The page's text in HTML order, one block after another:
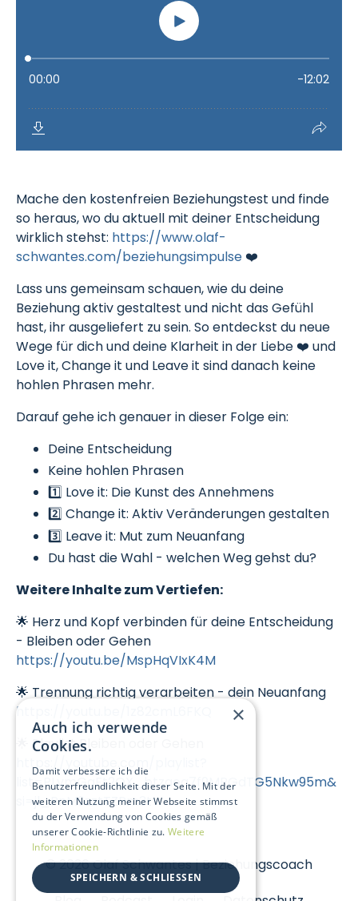
Mache den kostenfreien Beziehungstest und finde
so heraus, wo du aktuell mit deiner Entscheidung
wirklich stehst: https://www.olaf-
schwantes.com/beziehungsimpulse ❤️
Lass uns gemeinsam schauen, wie du deine
Beziehung aktiv gestaltest und nicht das Gefühl
hast, ihr ausgeliefert zu sein. So entdeckst du neue
Wege für dich und deine Klarheit in der Liebe ❤️ und
Love it, Change it und Leave it sind danach keine
hohlen Phrasen mehr.
Darauf gehe ich genauer in dieser Folge ein:
Deine Entscheidung
Keine hohlen Phrasen
1️⃣ Love it: Die Kunst des Annehmens
2️⃣ Change it: Aktiv Veränderungen gestalten
3️⃣ Leave it: Mut zum Neuanfang
Du hast die Wahl - welchen Weg gehst du?
Weitere Inhalte zum Vertiefen:
🌟 Herz und Kopf verbinden für deine Entscheidung
- Bleiben oder Gehen
https://youtu.be/MspHqVIxK4M
🌟 Trennung richtig verarbeiten - dein Neuanfang
https://youtu.be/1z82cmL6FKQ
🌟 Playlist Bleiben oder Gehen
https://youtube.com/playlist?
list=PLvmGgFt2QX_btzaoa7f9MRGdTG5Nkw95m&
si=jl_PnM9zztTZRm3t
© 2026 Olaf Schwantes | Beziehungscoach
×
Auch ich verwende
Cookies.
Damit verbessere ich die
Benutzerfreundlichkeit dieser Seite. Mit der
weiteren Nutzung meiner Webseite stimmst
du der Verwendung von Cookies gemäß
unserer Cookie-Richtlinie zu. Weitere
Informationen
SPEICHERN & SCHLIESSEN